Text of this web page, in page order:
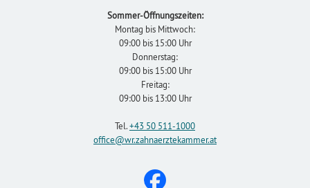
Sommer-Öffnungszeiten:
Montag bis Mittwoch:
09:00 bis 15:00 Uhr
Donnerstag:
09:00 bis 15:00 Uhr
Freitag:
09:00 bis 13:00 Uhr
Tel.+43 50 511-1000
office@wr.zahnaerztekammer.at